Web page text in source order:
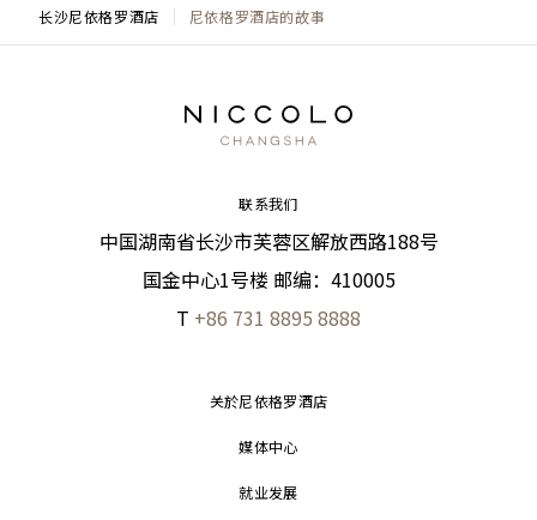
长沙尼依格罗酒店 尼依格罗酒店的故事
联系我们
中国湖南省长沙市芙蓉区解放西路188号
国金中心1号楼 邮编：410005
T +86 731 8895 8888
关於尼依格罗酒店
媒体中心
就业发展